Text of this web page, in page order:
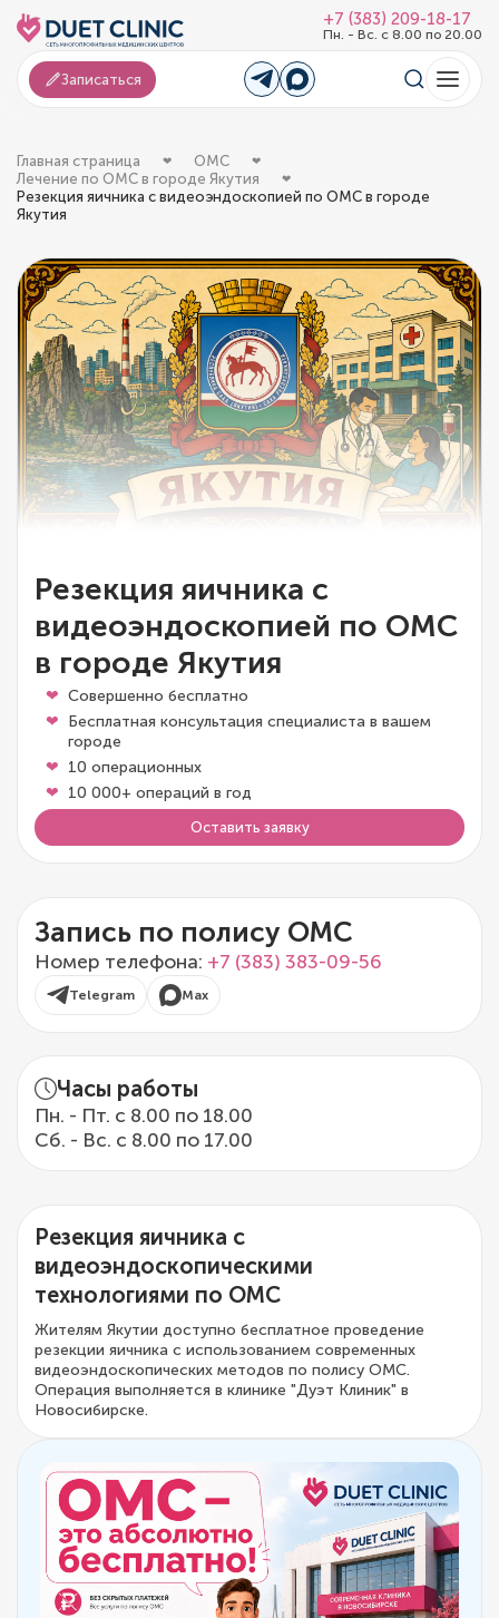
+7 (383) 209-18-17
Пн. - Вс. с 8.00 по 20.00
Записаться
Главная страница
ОМС
Лечение по ОМС в городе Якутия
Резекция яичника с видеоэндоскопией по ОМС в городе
Якутия
Резекция яичника с
видеоэндоскопией по ОМС
в городе Якутия
Совершенно бесплатно
Бесплатная консультация специалиста в вашем
городе
10 операционных
10 000+ операций в год
Оставить заявку
Запись по полису ОМС
Номер телефона: +7 (383) 383-09-56
Telegram Max
Часы работы
Пн. - Пт. с 8.00 по 18.00
Сб. - Вс. с 8.00 по 17.00
Резекция яичника с
видеоэндоскопическими
технологиями по ОМС
Жителям Якутии доступно бесплатное проведение
резекции яичника с использованием современных
видеоэндоскопических методов по полису ОМС.
Операция выполняется в клинике "Дуэт Клиник" в
Новосибирске.